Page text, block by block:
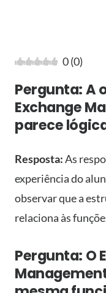
0(0)
Pergunta: A
Exchange
parece
Resposta:As
experiência do
observar que a
relaciona às
Pergunta: O